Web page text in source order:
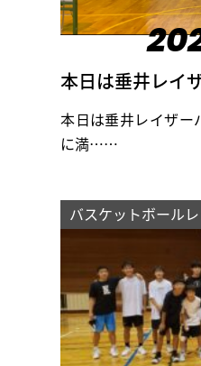
本日は垂井レイ
本日は垂井レイザー
に満……
バスケットボール